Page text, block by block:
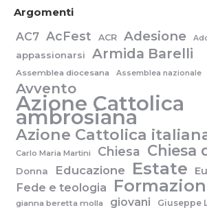
Argomenti
AC7 AcFest ACR Adesione
appassionarsi Armida Barelli
Assemblea diocesana Assemblea nazionale
Avvento
Azione Cattolica
ambrosiana
Azione Cattolica
Carlo Maria Martini Chiesa Chiesa
Donna Educazione Estate
Fede e teologia
gianna beretta molla giovani Giuseppe